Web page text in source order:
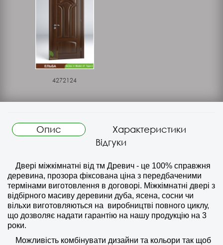
4272124
Опис
Характеристики
Відгуки
Двері міжкімнатні від тм Древич - це 100% справжня
деревина, прозора фіксована ціна з передбаченими
термінами виготовлення в договорі. Міжкімнатні двері з
відбірного масиву деревини дуба, ясена, сосни чи
вільхи виготовляються на виробництві повного циклу,
що дозволяє надати гарантію на нашу продукцію на 3
роки.
Можливість комбінувати дизайни та кольори так щоб